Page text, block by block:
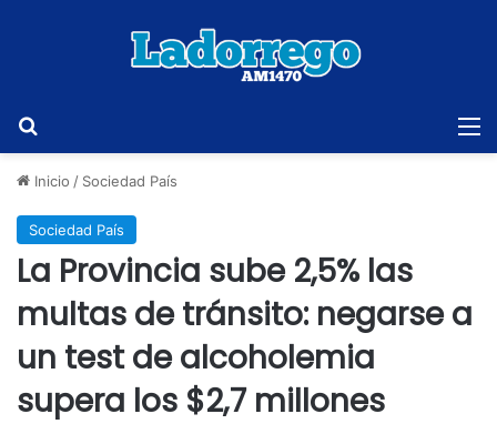
Inicio / Sociedad País
Sociedad País
La Provincia sube 2,5% las
multas de tránsito: negarse a
un test de alcoholemia
supera los $2,7 millones